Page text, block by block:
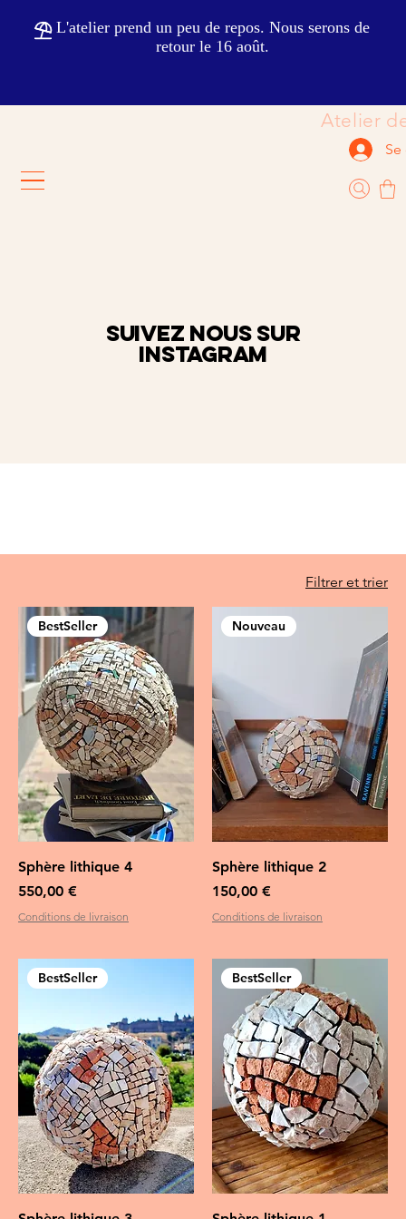
Filtrer et trier
BestSeller
Sphère lithique 4
Prix
550,00 €
Conditions de livraison
Nouveau
Sphère lithique 2
Prix
150,00 €
Conditions de livraison
BestSeller BestSeller
SUIVEZ NOUS SUR
Instagram